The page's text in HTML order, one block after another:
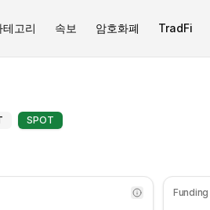
테고리 속보 암호화폐 TradFi
입니다 중립 구간에 있습니다.
고급 지표 -
SPOT
Funding